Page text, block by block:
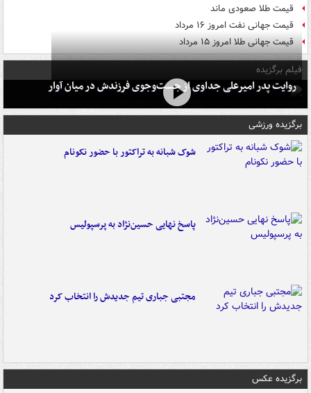
قیمت طلا صعودی ماند
قیمت جهانی نفت امروز ۱۶ مرداد
قیمت جهانی طلا امروز ۱۵ مرداد
فیلم برگزیده
روایت پدر امیرعلی جداوی از جست‌وجوی فرزندش در میان آوار
برگزیده ورزشی
شوک شبانه به تراکتور با حضور نکونام
پاسخ نهایی حسین‌نژاد به پرسپولیس
مجتبی جباری تیم جدیدش را انتخاب کرد
برگزیده عکس